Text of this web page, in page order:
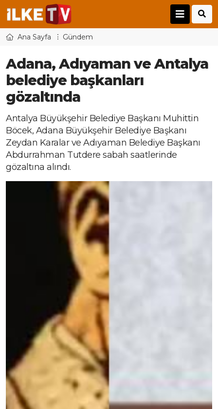
Ana Sayfa Gündem
Adana, Adıyaman ve Antalya
belediye başkanları
gözaltında
Antalya Büyükşehir Belediye Başkanı Muhittin
Böcek, Adana Büyükşehir Belediye Başkanı
Zeydan Karalar ve Adıyaman Belediye Başkanı
Abdurrahman Tutdere sabah saatlerinde
gözaltına alındı.